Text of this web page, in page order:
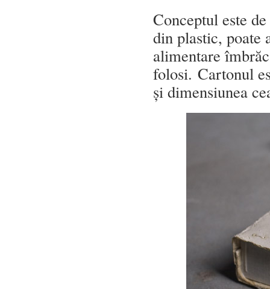
Conceptul este
din plastic, poate
alimentare
folosi. Cartonul
și dimensiunea